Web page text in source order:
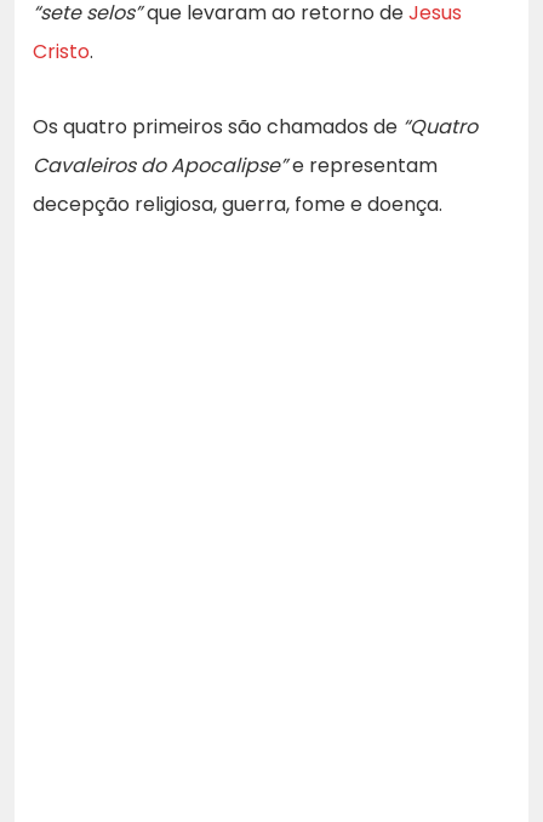
“sete selos”que levaram ao retorno deJesus
Cristo.
Os quatro primeiros são chamados de “Quatro
Cavaleiros do Apocalipse”e representam
decepção religiosa, guerra, fome e doença.